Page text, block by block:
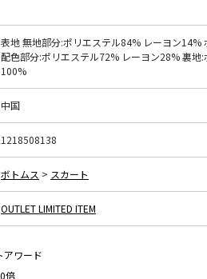
表地 無地部分:ポリエステル84% レーヨン14%
配色部分:ポリエステル72% レーヨン28% 裏地:
100%
中国
1218508138
ボトムス > スカート
OUTLET LIMITED ITEM